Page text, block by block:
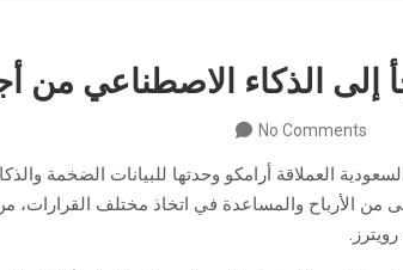
إلى الذكاء الاصطناعي من
No Comments
العملاقة أرامكو وحدتها للبيانات الضخمة
من الأرباح والمساعدة في اتخاذ مختلف القرارات،